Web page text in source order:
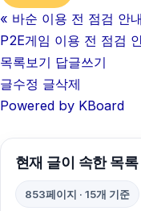
« 바순 이용 전 점검 안
P2E게임 이용 전 점검
목록보기 답글쓰기
글수정 글삭제
Powered by KBoard
현재 글이 속한 목
853페이지 · 15개 기준